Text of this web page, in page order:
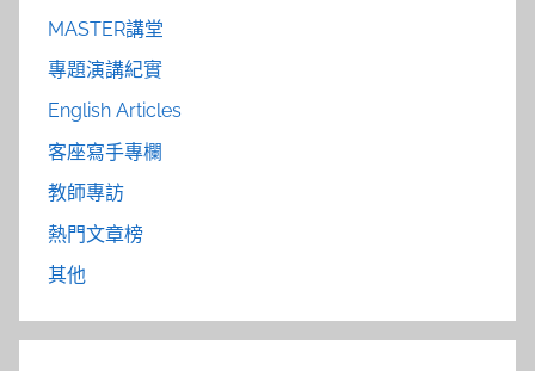
MASTER講堂
專題演講紀實
English Articles
客座寫手專欄
教師專訪
熱門文章榜
其他